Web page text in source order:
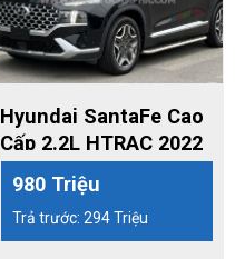
Hyundai SantaFe Cao
Cấp 2.2L HTRAC 2022
980 Triệu
Trả trước: 294 Triệu